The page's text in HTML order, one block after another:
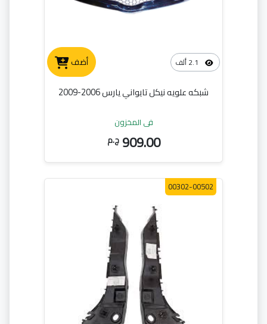
أضف
شبكه علويه نيكل تايواني يارس 2006-2009
في المخزون
909.00 ج.م
00302-00502